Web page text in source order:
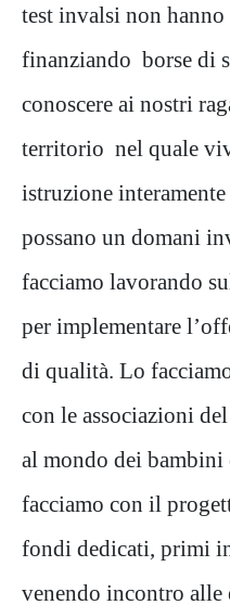
test invalsi non
finanziando borse di
conoscere ai nostri
territorio nel quale
istruzione
possano un domani
facciamo lavorando
per implementare
di qualità. Lo
con le associazioni
al mondo dei bambini
facciamo con il
fondi dedicati, primi
venendo incontro alle